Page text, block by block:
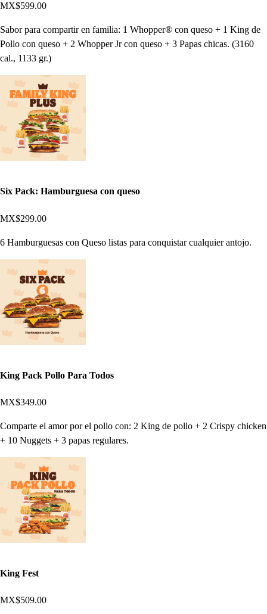
MX$599.00
Sabor para compartir en familia: 1 Whopper® con queso + 1 King de
Pollo con queso + 2 Whopper Jr con queso + 3 Papas chicas. (3160
cal., 1133 gr.)
Six Pack: Hamburguesa con queso
MX$299.00
6 Hamburguesas con Queso listas para conquistar cualquier antojo.
King Pack Pollo Para Todos
MX$349.00
Comparte el amor por el pollo con: 2 King de pollo + 2 Crispy chicken
+ 10 Nuggets + 3 papas regulares.
King Fest
MX$509.00